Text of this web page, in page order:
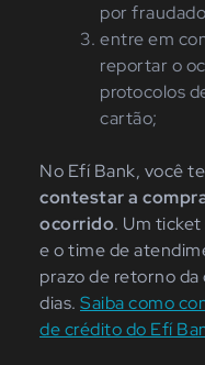
por
entre em
reportar o
protocolos
cartão;
No Efí Bank, você
contestar a
ocorrido. Um
e o time de
prazo de retorno
dias. Saiba como
de crédito do Efí